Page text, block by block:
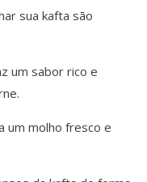
sua kafta são
um sabor rico e
um molho fresco e